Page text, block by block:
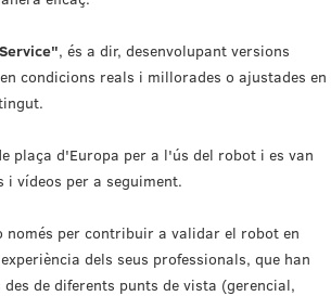
, és a dir, desenvolupant versions
condicions reals i millorades o ajustades en
plaça d'Europa per a l'ús del robot i es van
vídeos per a seguiment.
per contribuir a validar el robot en
dels seus professionals, que han
de diferents punts de vista (gerencial,